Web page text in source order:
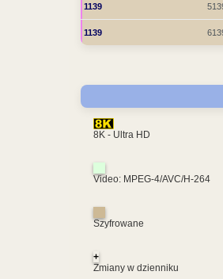
1139
1139
8K - Ultra HD
Video: MPEG-4/AVC/H-264
Szyfrowane
+
Zmiany w dzienniku